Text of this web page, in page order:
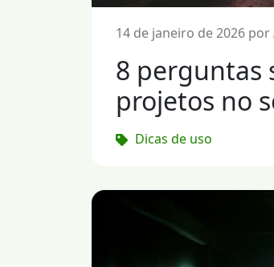
14 de janeiro de 2026
8 perguntas
projetos no
Dicas de uso